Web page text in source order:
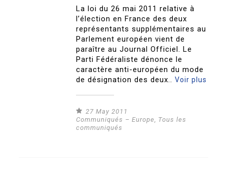
La loi du 26 mai 2011 relative à
l’élection en France des deux
représentants supplémentaires au
Parlement européen vient de
paraître au Journal Officiel. Le
Parti Fédéraliste dénonce le
caractère anti-européen du mode
de désignation des deux..Voir plus
27 May 2011
Communiqués – Europe, Tous les
communiqués